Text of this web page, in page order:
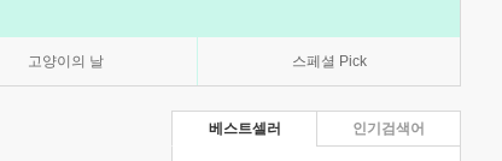
고양이의 날 스페셜 Pick
베스트셀러 인기검색어